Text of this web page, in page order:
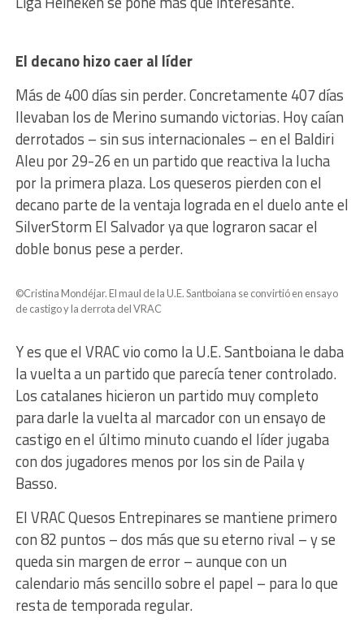
El decano hizo caer al líder
Más de 400 días sin perder. Concretamente 407 días
llevaban los de Merino sumando victorias. Hoy caían
derrotados – sin sus internacionales – en el Baldiri
Aleu por 29-26 en un partido que reactiva la lucha
por la primera plaza. Los queseros pierden con el
decano parte de la ventaja lograda en el duelo ante el
SilverStorm El Salvador ya que lograron sacar el
doble bonus pese a perder.
©Cristina Mondéjar. El maul de la U.E. Santboiana se convirtió en ensayo
de castigo y la derrota del VRAC
Y es que el VRAC vio como la U.E. Santboiana le daba
la vuelta a un partido que parecía tener controlado.
Los catalanes hicieron un partido muy completo
para darle la vuelta al marcador con un ensayo de
castigo en el último minuto cuando el líder jugaba
con dos jugadores menos por los sin de Paila y
Basso.
El VRAC Quesos Entrepinares se mantiene primero
con 82 puntos – dos más que su eterno rival – y se
queda sin margen de error – aunque con un
calendario más sencillo sobre el papel – para lo que
resta de temporada regular.